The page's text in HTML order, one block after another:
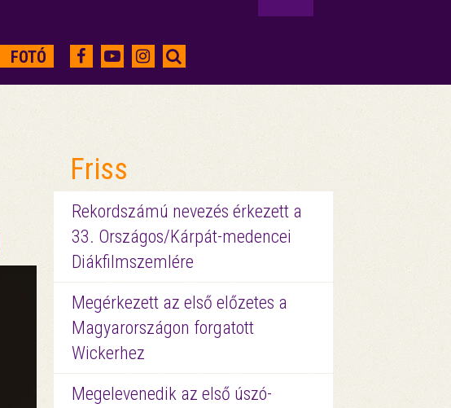
FOTÓ
Friss
Rekordszámú nevezés érkezett a
33. Országos/Kárpát-medencei
Diákfilmszemlére
Megérkezett az első előzetes a
Magyarországon forgatott
Wickerhez
Megelevenedik az első úszó-